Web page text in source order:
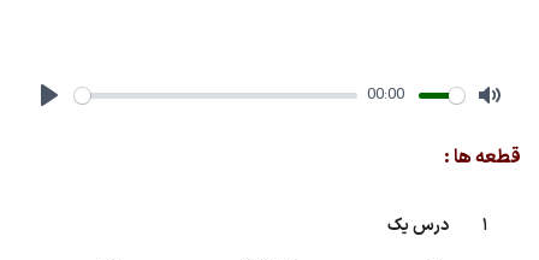
00:00
قطعه ها :
1
درس یک